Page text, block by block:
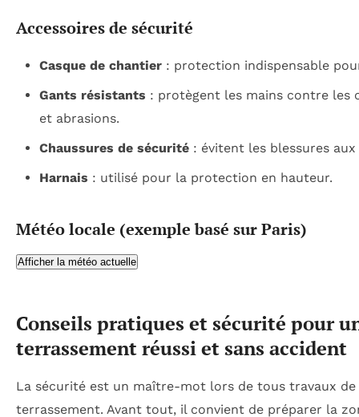
Accessoires de sécurité
Casque de chantier: protection indispensable
Gants résistants : protègent les mains contre les
et abrasions.
Chaussures de sécurité: évitent les blessures aux
Harnais : utilisé pour la protection en hauteur.
Météo locale (exemple basé sur Paris)
Afficher la météo actuelle
Conseils pratiques et sécurité pour
terrassement réussi et sans accident
La sécurité est un maître-mot lors de tous travaux de
terrassement. Avant tout, il convient de préparer la